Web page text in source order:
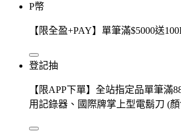
P幣
【限全盈+PAY】單筆滿$5000送
登記抽
【限APP下單】全站指定品單筆滿
用記錄器、國際牌掌上型電鬍刀 (